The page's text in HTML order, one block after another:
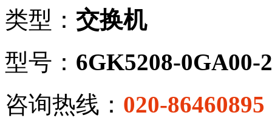
类型： 交换机
型号： 6GK5208-0GA00-
咨询热线： 020-86460895